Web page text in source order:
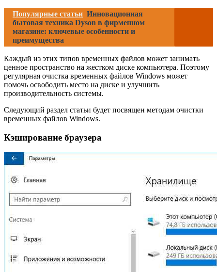
Популярные статьи Инновационная
бытовая техника Dyson в фирменном
магазине: ключевые особенности и
преимущества
Каждый из этих типов временных файлов может занимать
ценное пространство на жестком диске компьютера. Поэтому
регулярная очистка временных файлов Windows может
помочь освободить место на диске и улучшить
производительность системы.
Следующий раздел статьи будет посвящен методам очистки
временных файлов Windows.
Кэширование браузера